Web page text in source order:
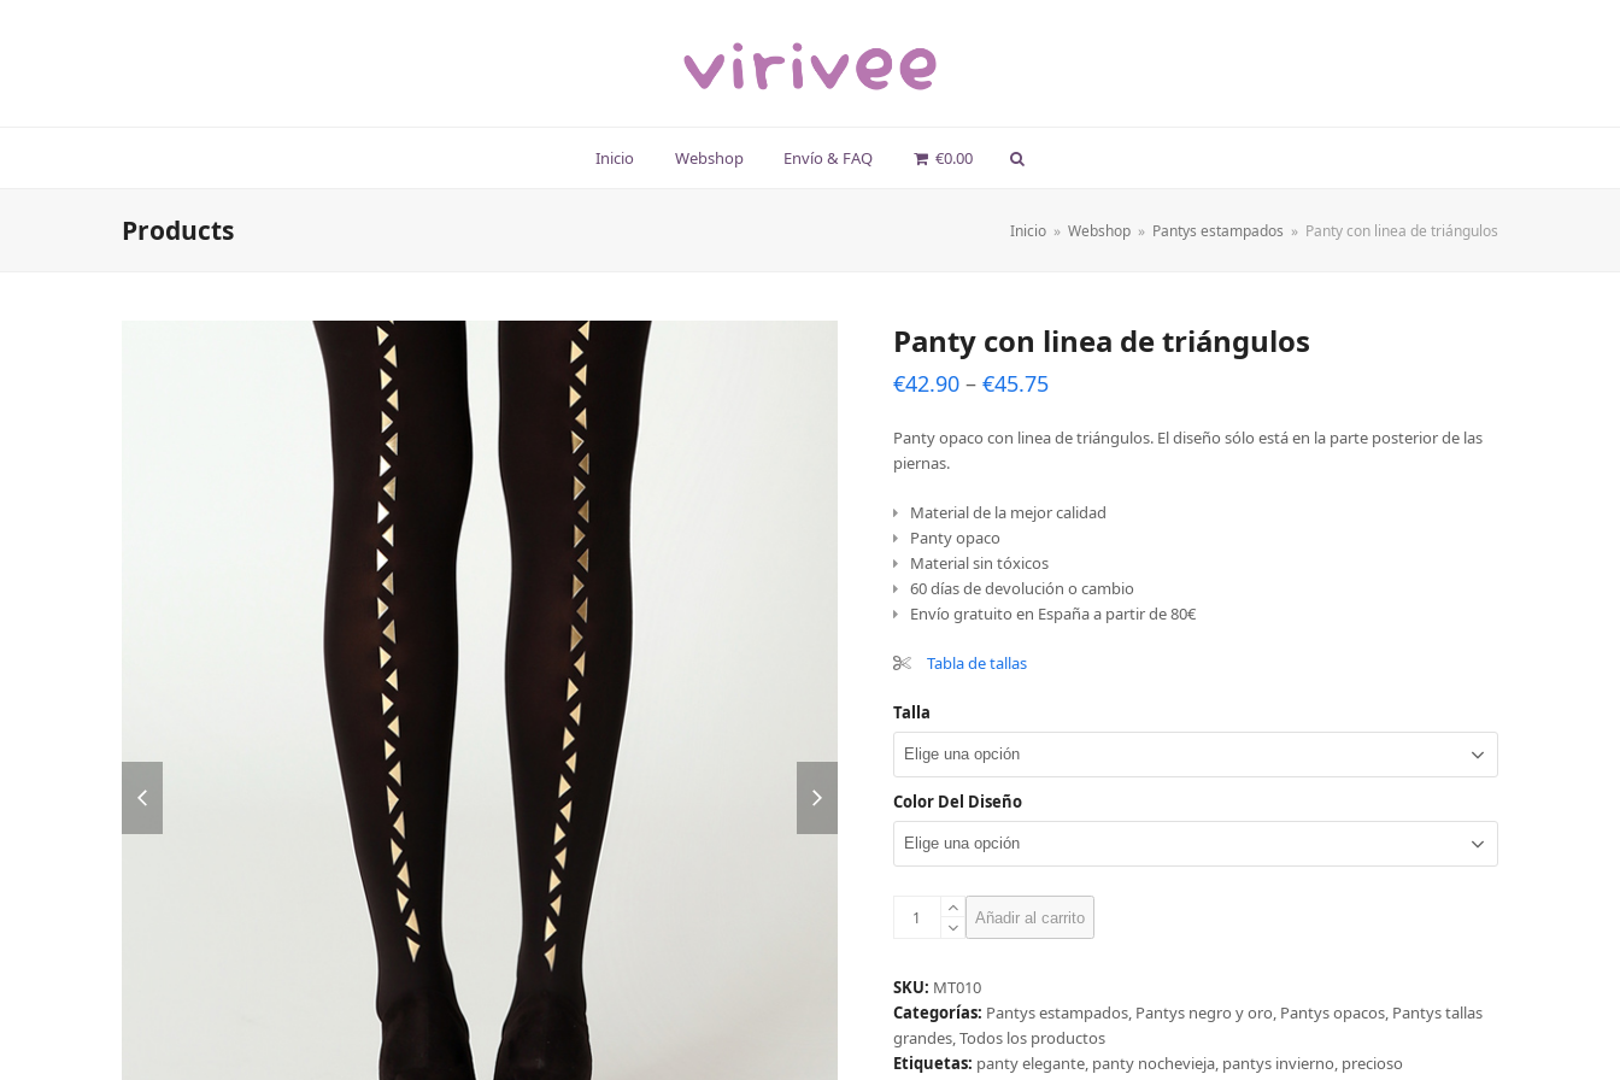
Inicio Webshop Envío & FAQ €0.00
Products Inicio » Webshop » Pantys estampados » Panty con linea de triángulos
slide
slide
Panty con linea de triángulos
€42.90– €45.75
Panty opaco con linea de triángulos. El diseño sólo está en la parte posterior de las
piernas.
Material de la mejor calidad
Panty opaco
Material sin tóxicos
60 días de devolución o cambio
Envío gratuito en España a partir de 80€
Tabla de tallas
Talla
Color Del Diseño
de
triángulos
cantidad
Añadir al carrito
SKU: MT010
Categorías: Pantys estampados, Pantys negro y oro, Pantys opacos, Pantys tallas
grandes,Todos los productos
Etiquetas: panty elegante, panty nochevieja, pantys invierno, precioso